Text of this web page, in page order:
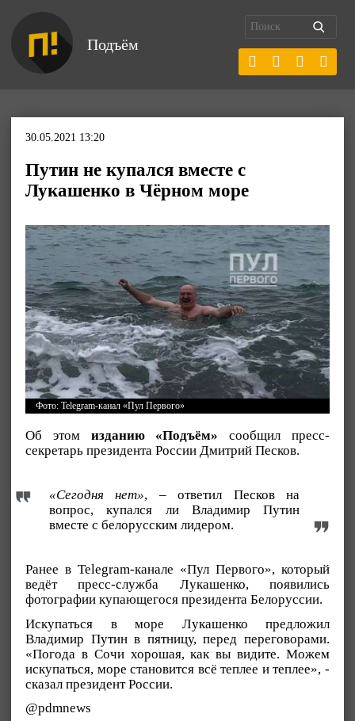
Подъём
30.05.2021 13:20
Путин не купался вместе с
Лукашенко в Чёрном море
Фото: Telegram-канал «Пул Первого»
Об этом изданию «Подъём» сообщил пресс-
секретарь президента России Дмитрий Песков.
«Сегодня нет», – ответил Песков на
вопрос, купался ли Владимир Путин
вместе с белорусским лидером.
Ранее в Telegram-канале «Пул Первого», который
ведёт пресс-служба Лукашенко, появились
фотографии купающегося президента Белоруссии.
Искупаться в море Лукашенко предложил
Владимир Путин в пятницу, перед переговорами.
«Погода в Сочи хорошая, как вы видите. Можем
искупаться, море становится всё теплее и теплее», -
сказал президент России.
@pdmnews